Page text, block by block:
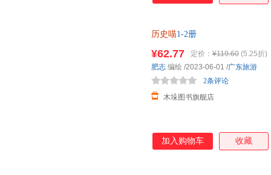
历史喵1-2册
¥62.77 定价： ¥119.60 (5.25折)
木垛图书旗舰店
2条评论
肥志 编绘 /2023-06-01 /广东旅游
加入购物车 收藏